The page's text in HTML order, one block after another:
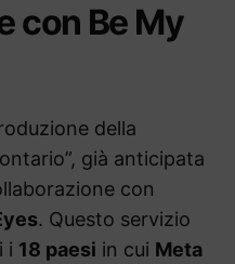
con Be My
della
già anticipata
con
. Questo servizio
i 18 paesi in cui Meta